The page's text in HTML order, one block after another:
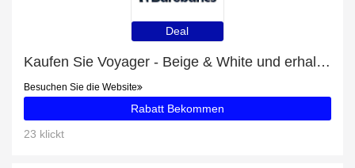
Deal
Kaufen Sie Voyager - Beige & White und erhalten Sie bis zu 42% Rabatt
Besuchen Sie die Website
Rabatt Bekommen
23 klickt